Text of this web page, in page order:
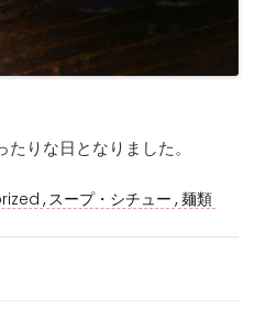
りな日となりました。
,スープ・シチュー ,麺類